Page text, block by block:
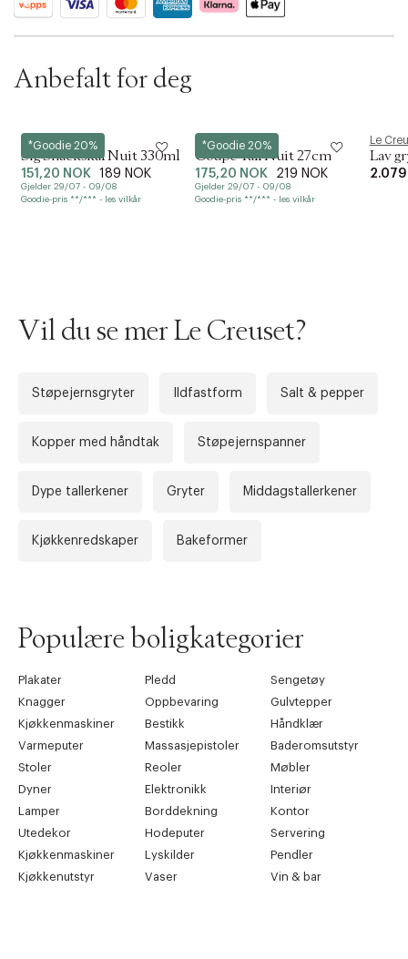
o
n
Anbefalt for deg
*Goodie 20%
Le Creuset
Sig Snackskål Nuit 330ml
151,20 NOK 189 NOK
Gjelder 29/07 - 09/08
Goodie-pris **/*** - les vilkår
*Goodie 20%
Le Creuset
Coupe Tall Nuit 27cm
175,20 NOK 219 NOK
Gjelder 29/07 - 09/08
Goodie-pris **/*** - les vilkår
Le
Lav
2.079
Forrige
Vil du se mer Le Creuset?
Støpejernsgryter Ildfastform Salt & pepper
Kopper med håndtak Støpejernspanner
Dype tallerkener Gryter Middagstallerkener
Kjøkkenredskaper Bakeformer
Populære boligkategorier
Plakater Pledd
Sengetøy
Knagger
Oppbevaring
Gulvtepper
Kjøkkenmaskiner
Bestikk
Håndklær
Varmeputer
Massasjepistoler
Baderomsutstyr
Stoler
Reoler
Møbler
Dyner
Elektronikk
Interiør
Lamper
Borddekning
Kontor
Utedekor
Hodeputer
Servering
Kjøkkenmaskiner
Lyskilder
Pendler
Kjøkkenutstyr
Vaser Vin & bar